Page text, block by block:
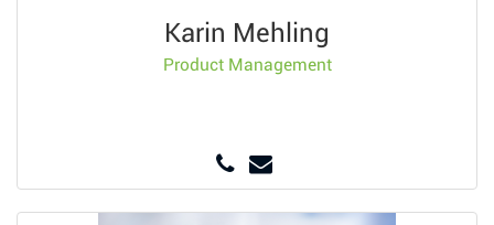
Karin Mehling
Product Management